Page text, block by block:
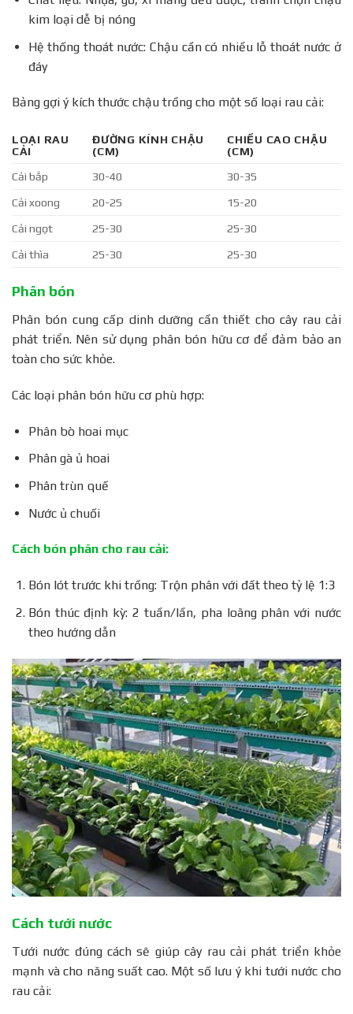
kim loại dễ bị nóng
Hệ thống thoát nước: Chậu cần có nhiều lỗ thoát nước ở
đáy
Bảng gợi ý kích thước chậu trồng cho một số loại rau cải:
LOẠI RAU
CẢI
ĐƯỜNG KÍNH CHẬU
(CM)
CHIỀU CAO CHẬU
(CM)
Cải bắp
30-40 30-35
Cải xoong 20-25 15-20
Cải ngọt 25-30 25-30
Cải thìa 25-30 25-30
Phân bón
Phân bón cung cấp dinh dưỡng cần thiết cho cây rau cải
phát triển. Nên sử dụng phân bón hữu cơ để đảm bảo an
toàn cho sức khỏe.
Các loại phân bón hữu cơ phù hợp:
Phân bò hoai mục
Phân gà ủ hoai
Phân trùn quế
Nước ủ chuối
Cách bón phân cho rau cải:
Bón lót trước khi trồng: Trộn phân với đất theo tỷ lệ 1:3
Bón thúc định kỳ: 2 tuần/lần, pha loãng phân với nước
theo hướng dẫn
Cách tưới nước
Tưới nước đúng cách sẽ giúp cây rau cải phát triển khỏe
mạnh và cho năng suất cao. Một số lưu ý khi tưới nước cho
rau cải: